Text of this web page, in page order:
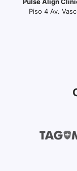
Piso 4 Av.